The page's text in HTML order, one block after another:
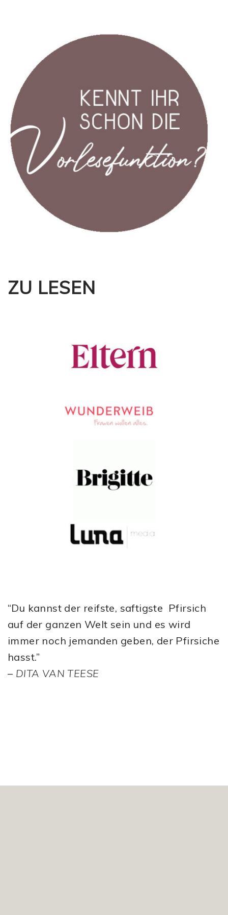
ZU LESEN
“Du kannst der reifste, saftigste Pfirsich
auf der ganzen Welt sein und es wird
immer noch jemanden geben, der Pfirsiche
hasst.”
– DITA VAN TEESE